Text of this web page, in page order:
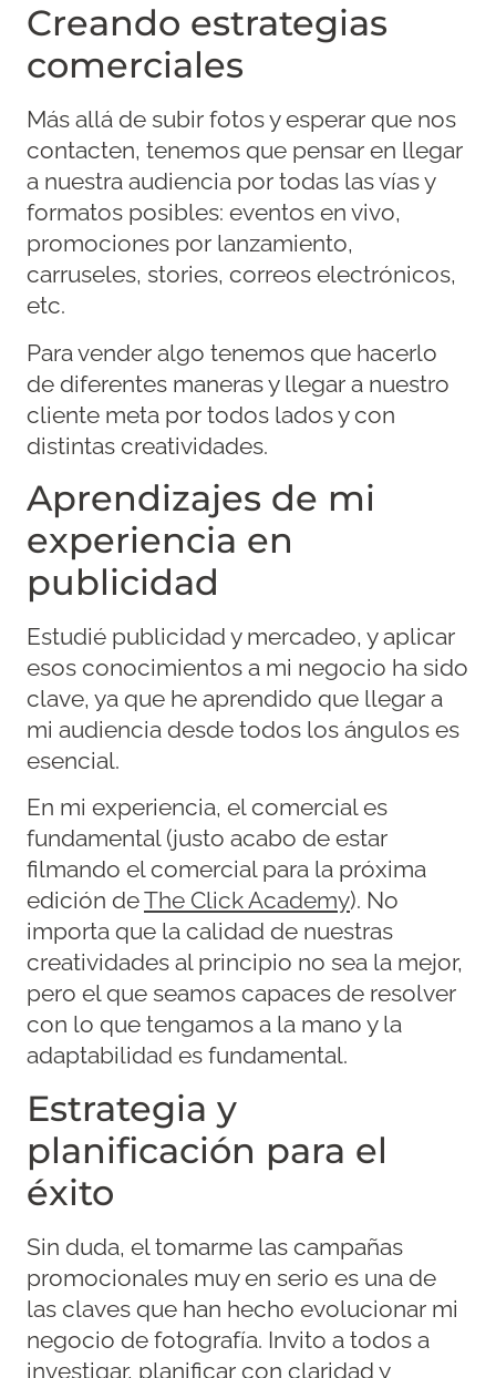
Creando estrategias
comerciales
Más allá de subir fotos y esperar que nos
contacten, tenemos que pensar en llegar
a nuestra audiencia por todas las vías y
formatos posibles: eventos en vivo,
promociones por lanzamiento,
carruseles, stories, correos electrónicos,
etc.
Para vender algo tenemos que hacerlo
de diferentes maneras y llegar a nuestro
cliente meta por todos lados y con
distintas creatividades.
Aprendizajes de mi
experiencia en
publicidad
Estudié publicidad y mercadeo, y aplicar
esos conocimientos a mi negocio ha sido
clave, ya que he aprendido que llegar a
mi audiencia desde todos los ángulos es
esencial.
En mi experiencia, el comercial es
fundamental (justo acabo de estar
filmando el comercial para la próxima
edición deThe Click Academy). No
importa que la calidad de nuestras
creatividades al principio no sea la mejor,
pero el que seamos capaces de resolver
con lo que tengamos a la mano y la
adaptabilidad es fundamental.
Estrategia y
planificación para el
éxito
Sin duda, el tomarme las campañas
promocionales muy en serio es una de
las claves que han hecho evolucionar mi
negocio de fotografía. Invito a todos a
investigar, planificar con claridad y